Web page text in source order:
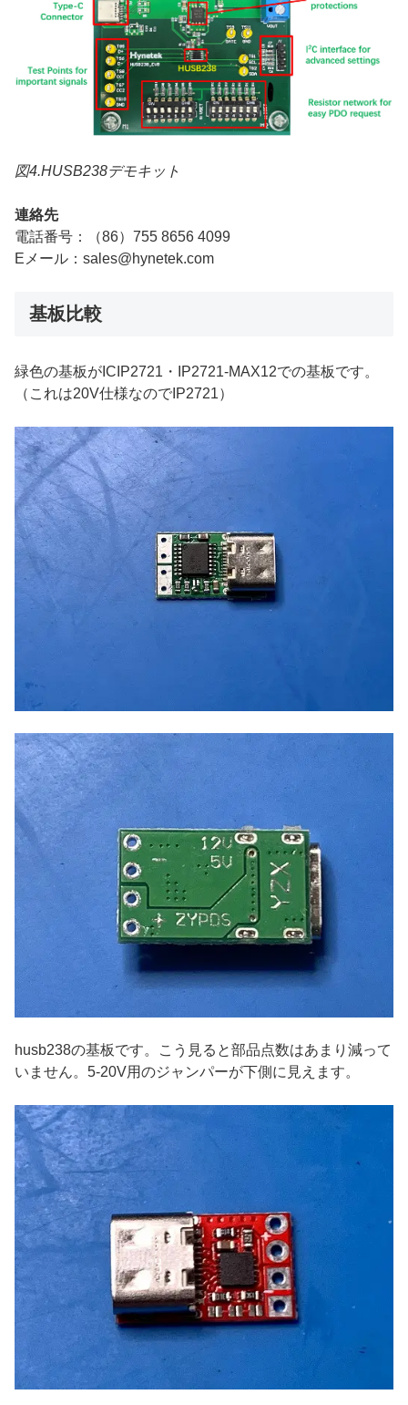
図4.HUSB238デモキット
連絡先
電話番号：（86）755 8656 4099
Eメール：sales@hynetek.com
基板比較
緑色の基板がICIP2721・IP2721-MAX12での基板です。
（これは20V仕様なのでIP2721）
husb238の基板です。こう見ると部品点数はあまり減って
いません。5-20V用のジャンパーが下側に見えます。